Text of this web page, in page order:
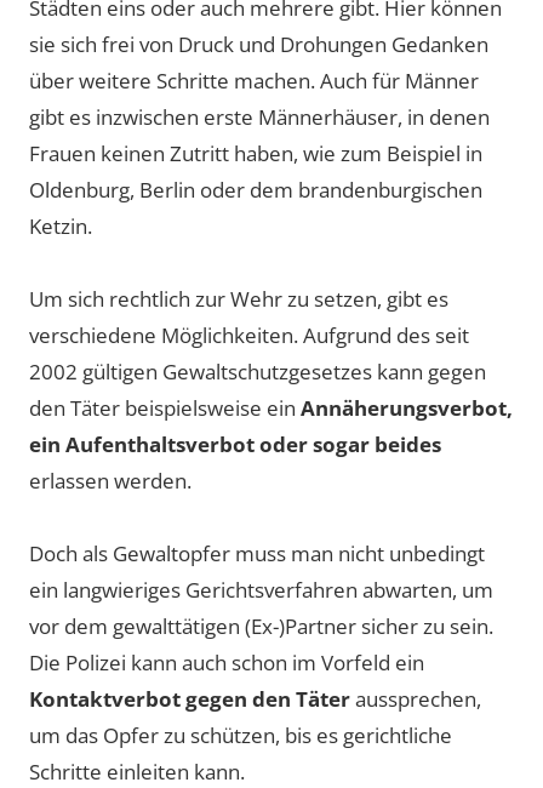
Städten eins oder auch mehrere gibt. Hier können
sie sich frei von Druck und Drohungen Gedanken
über weitere Schritte machen. Auch für Männer
gibt es inzwischen erste Männerhäuser, in denen
Frauen keinen Zutritt haben, wie zum Beispiel in
Oldenburg, Berlin oder dem brandenburgischen
Ketzin.
Um sich rechtlich zur Wehr zu setzen, gibt es
verschiedene Möglichkeiten. Aufgrund des seit
2002 gültigen Gewaltschutzgesetzes kann gegen
den Täter beispielsweise ein Annäherungsverbot,
ein Aufenthaltsverbot oder sogar beides
erlassen werden.
Doch als Gewaltopfer muss man nicht unbedingt
ein langwieriges Gerichtsverfahren abwarten, um
vor dem gewalttätigen (Ex-)Partner sicher zu sein.
Die Polizei kann auch schon im Vorfeld ein
Kontaktverbot gegen den Täteraussprechen,
um das Opfer zu schützen, bis es gerichtliche
Schritte einleiten kann.